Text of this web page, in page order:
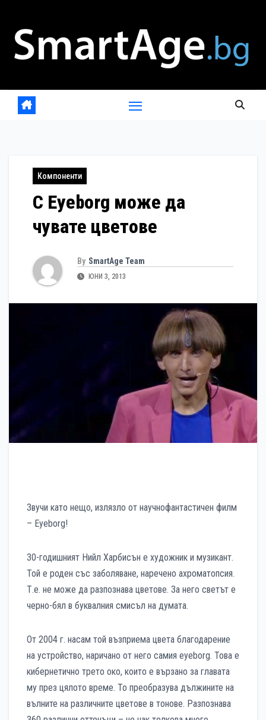
content
Компоненти
С Eyeborg може да
чувате цветове
By SmartAge Team
ЮНИ 3, 2013
Звучи като нещо, излязло от научнофантастичен филм
– Eyeborg!
30-годишният Нийл Харбисън е художник и музикант.
Той е роден със заболяване, наречено ахроматопсия.
Т.е. не може да разпознава цветове. За него светът е
черно-бял в буквалния смисъл на думата.
От 2004 г. насам той възприема цвета благодарение
на устройство, наричано от него самия eyeborg. Това е
кибернетично трето око, които е вързано за главата
му през цялото време. То преобразува дължините на
вълните на различните цветове в тонове. Разпознава